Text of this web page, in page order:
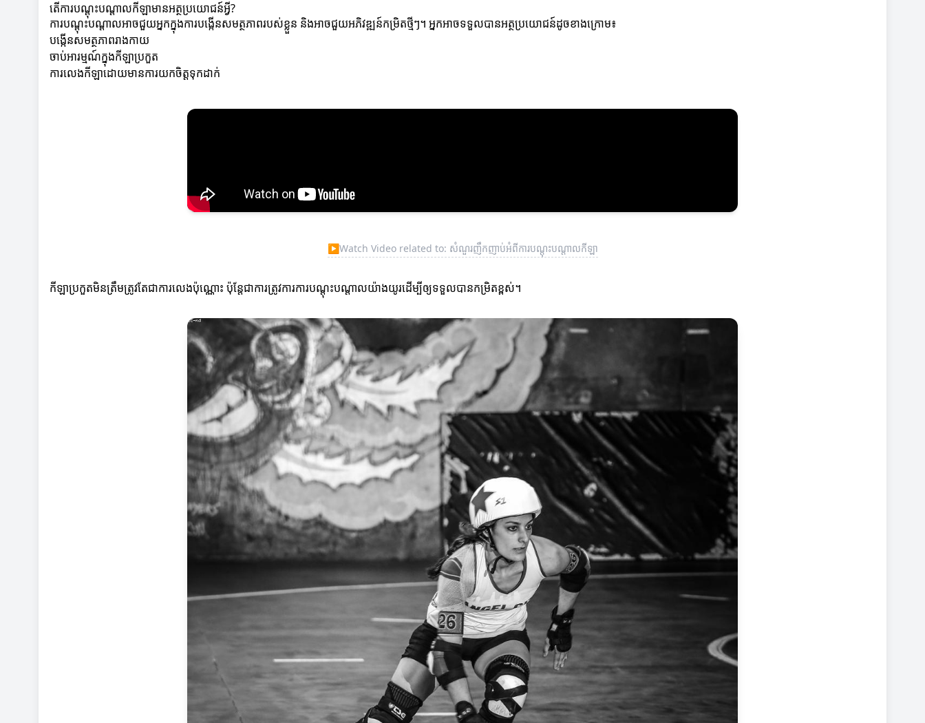
តើការបណ្តុះបណ្តាលកីឡាមានអត្ថប្រយោជន៍អ្វី?
ការបណ្តុះបណ្តាលអាចជួយអ្នកក្នុងការបង្កើនសមត្ថភាពរបស់ខ្លួន និងអាចជួយអភិវឌ្ឍន៍កម្រិតថ្មីៗ។ អ្នកអាចទទួលបានអត្ថប្រយោជន៍ដូចខាងក្រោម៖
បង្កើនសមត្ថភាពរាងកាយ
ចាប់អារម្មណ៍ក្នុងកីឡាប្រកួត
ការលេងកីឡាដោយមានការយកចិត្តទុកដាក់
▶Watch Video related to: សំណួរញឹកញាប់អំពីការបណ្តុះបណ្តាលកីឡា
កីឡាប្រកួតមិនត្រឹមត្រូវតែជាការលេងប៉ុណ្ណោះ ប៉ុន្តែជាការត្រូវការការបណ្តុះបណ្តាលយ៉ាងយូរដើម្បីឲ្យទទួលបានកម្រិតខ្ពស់។